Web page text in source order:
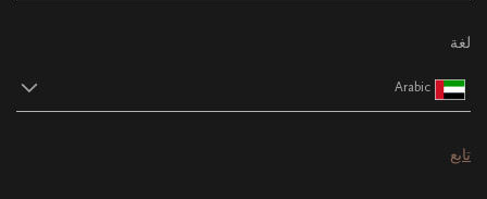
لغة
Arabic
تابع